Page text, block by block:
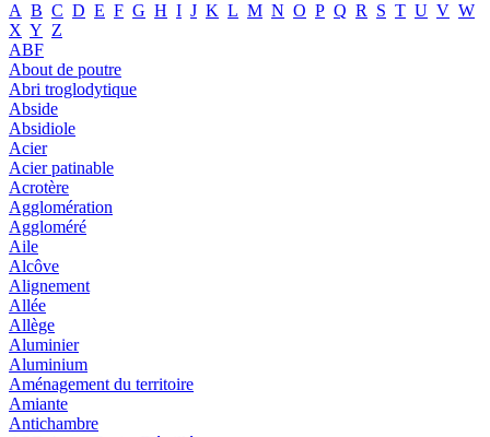
A B C D E F G H I J K L M N O P Q R S T U V W
X Y Z
ABF
About de poutre
Abri troglodytique
Abside
Absidiole
Acier
Acier patinable
Acrotère
Agglomération
Aggloméré
Aile
Alcôve
Alignement
Allée
Allège
Aluminier
Aluminium
Aménagement du territoire
Amiante
Antichambre